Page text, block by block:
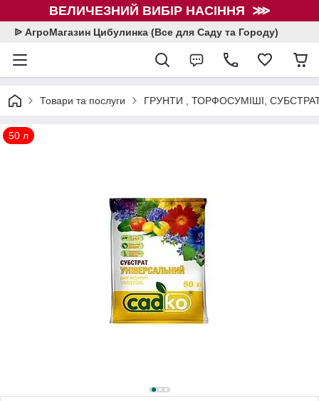
ВЕЛИЧЕЗНИЙ ВИБІР НАСІННЯ ⋙
ᐉ АгроМагазин Цибулинка (Все для Саду та Городу)
Товари та послуги ГРУНТИ , ТОРФОСУМІШІ,
50 л